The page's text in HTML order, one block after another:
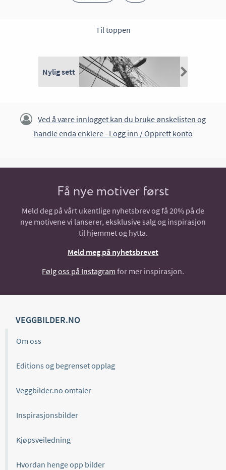
Til toppen
Nylig sett
Ved å være innlogget kan du bruke ønskelisten og
handle enda enklere - Logg inn / Opprett konto
Få nye motiver først
Meld deg på vårt ukentlige nyhetsbrev og få 20% på de
nye motivene vi lanserer, eksklusive salg og inspirasjon
til hjemmet og hytta.
Meld meg på nyhetsbrevet
Følg oss på Instagram for mer inspirasjon.
VEGGBILDER.NO
Om oss
Editions og begrenset opplag
Veggbilder.no omtaler
Inspirasjonsbilder
Kjøpsveiledning
Hvordan henge opp bilder